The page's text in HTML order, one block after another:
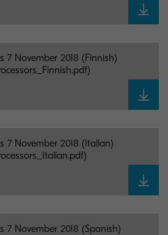
7 November 2018 (Finnish)
7 November 2018 (Italian)
7 November 2018 (Spanish)